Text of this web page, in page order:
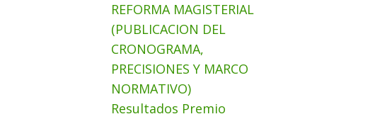
REFORMA MAGISTERIAL
(PUBLICACION DEL
CRONOGRAMA,
PRECISIONES Y MARCO
NORMATIVO)
Resultados Premio